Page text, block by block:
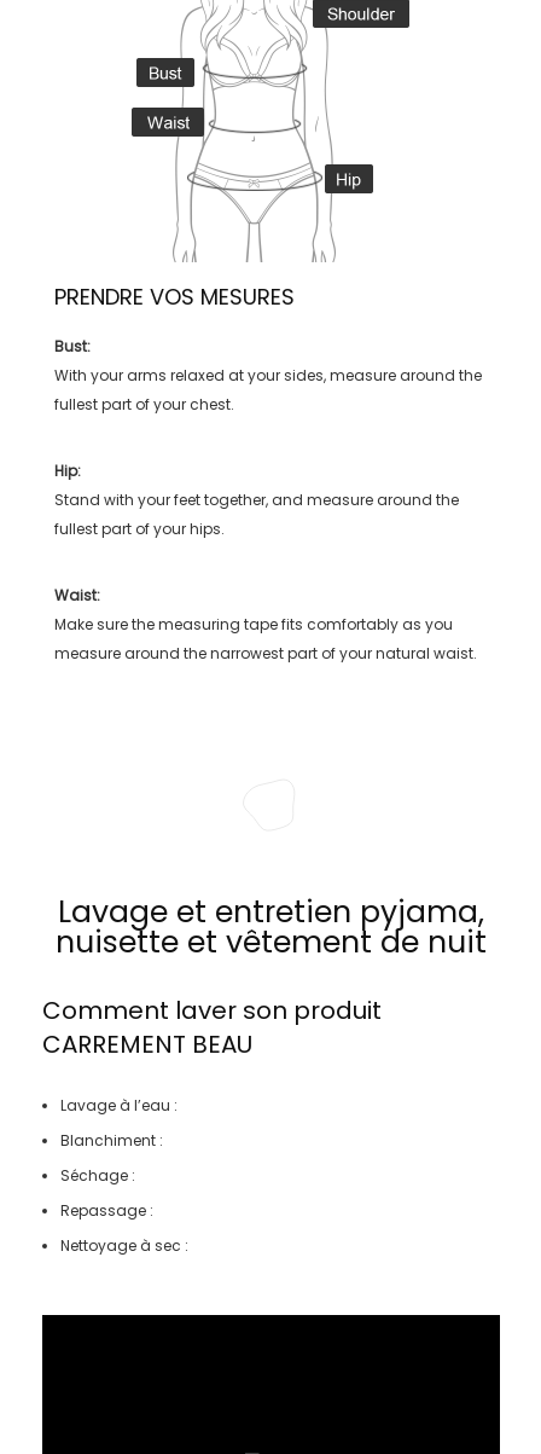
PRENDRE VOS MESURES
Bust:
With your arms relaxed at your sides, measure around the
fullest part of your chest.
Hip:
Stand with your feet together, and measure around the
fullest part of your hips.
Waist:
Make sure the measuring tape fits comfortably as you
measure around the narrowest part of your natural waist.
Lavage et entretien pyjama,
nuisette et vêtement de nuit
Comment laver son produit
CARREMENT BEAU
Lavage à l’eau :
Blanchiment :
Séchage :
Repassage :
Nettoyage à sec :